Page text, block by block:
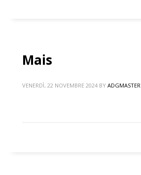
Mais
VENERDÌ, 22 NOVEMBRE 2024 BY ADGMASTER